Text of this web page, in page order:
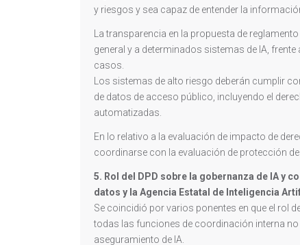
y riesgos y sea capaz de entender la
La transparencia en la propuesta de
general y a determinados sistemas de IA,
casos.
Los sistemas de alto riesgo deberán cumplir
de datos de acceso público, incluyendo el
automatizadas.
En lo relativo a la evaluación de impacto de
coordinarse con la evaluación de protección
5. Rol del DPD sobre la gobernanza de IA y
datos y la Agencia Estatal de Inteligencia
Se coincidió por varios ponentes en que el rol
todas las funciones de coordinación interna
aseguramiento de IA.